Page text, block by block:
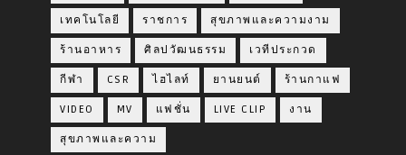
เทคโนโลยี ราชการ สุขภาพและความงาม
ร้านอาหาร ศิลปวัฒนธรรม เวทีประกวด
กีฬา CSR ไฮไลท์ ยานยนต์ ร้านกาแฟ
VIDEO MV แฟชั่น LIVE CLIP งาน
สุขภาพและความ